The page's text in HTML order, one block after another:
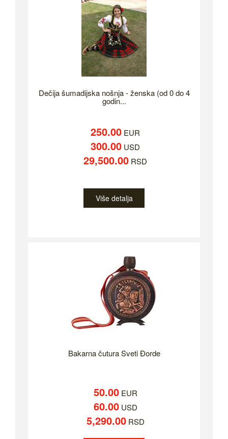
Dečija šumadijska nošnja - ženska (od 0 do 4
godin...
250.00 EUR
300.00 USD
29,500.00 RSD
Više detalja
Bakarna čutura Sveti Đorde
50.00EUR
60.00USD
5,290.00RSD